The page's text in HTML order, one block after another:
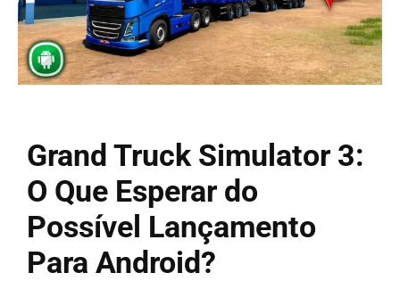
Grand Truck Simulator 3:
O Que Esperar do
Possível Lançamento
Para Android?